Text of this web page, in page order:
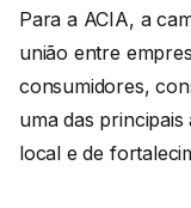
Para a ACIA, a
união entre
consumidores,
uma das
local e de